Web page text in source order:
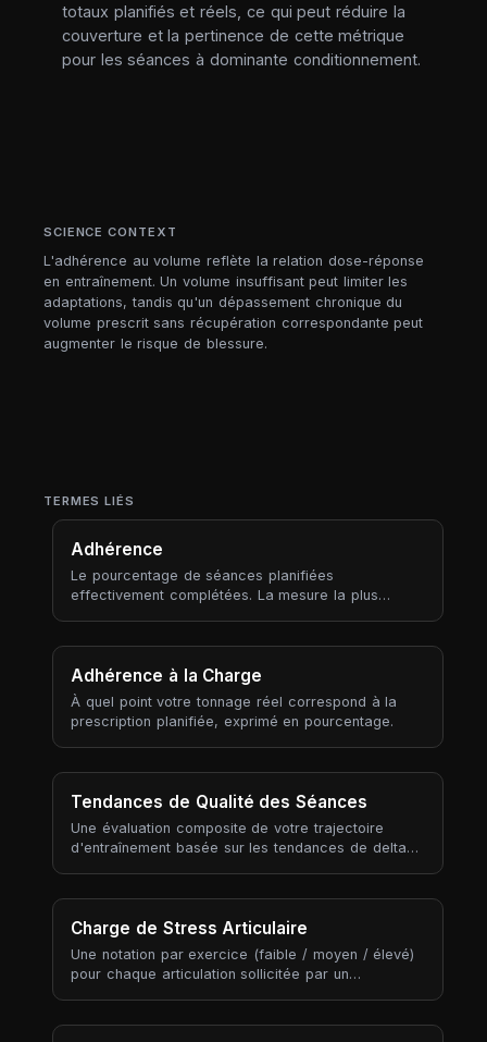
totaux planifiés et réels, ce qui peut réduire la
couverture et la pertinence de cette métrique
pour les séances à dominante conditionnement.
SCIENCE CONTEXT
L'adhérence au volume reflète la relation dose-réponse
en entraînement. Un volume insuffisant peut limiter les
adaptations, tandis qu'un dépassement chronique du
volume prescrit sans récupération correspondante peut
augmenter le risque de blessure.
TERMES LIÉS
Adhérence
Le pourcentage de séances planifiées
effectivement complétées. La mesure la plus
Adhérence à la Charge
À quel point votre tonnage réel correspond à la
prescription planifiée, exprimé en pourcentage.
Tendances de Qualité des Séances
Une évaluation composite de votre trajectoire
d'entraînement basée sur les tendances de delta
Charge de Stress Articulaire
Une notation par exercice (faible / moyen / élevé)
pour chaque articulation sollicitée par un